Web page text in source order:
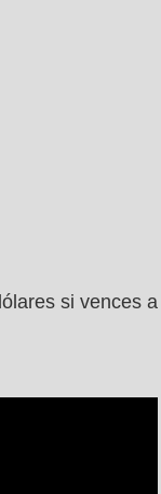
si vences a